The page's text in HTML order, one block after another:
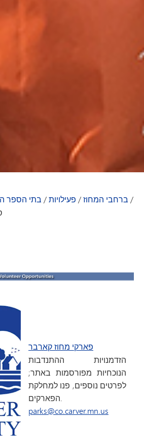
בתי הספר /פעילויות /ברחבי המחוז /
פארקי מחוז קארבר
הזדמנויות ההתנדבות
הנוכחיות מפורסמות באתר;
לפרטים נוספים, פנו למחלקת
הפארקים.
parks@co.carver.mn.us